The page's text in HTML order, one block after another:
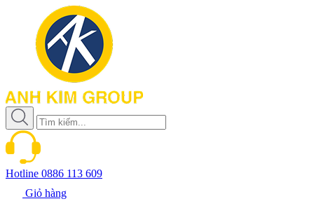
Hotline 0886 113 609
Giỏ hàng